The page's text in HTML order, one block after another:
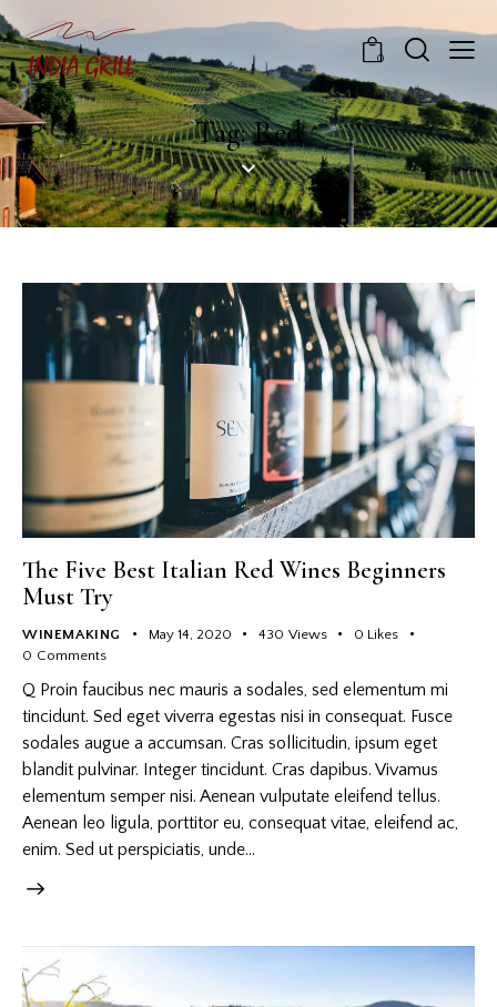
0
Tag: Red
The Five Best Italian Red Wines Beginners
Must Try
WINEMAKING May 14, 2020 430 Views 0 Likes
0 Comments
Q Proin faucibus nec mauris a sodales, sed elementum mi
tincidunt. Sed eget viverra egestas nisi in consequat. Fusce
sodales augue a accumsan. Cras sollicitudin, ipsum eget
blandit pulvinar. Integer tincidunt. Cras dapibus. Vivamus
elementum semper nisi. Aenean vulputate eleifend tellus.
Aenean leo ligula, porttitor eu, consequat vitae, eleifend ac,
enim. Sed ut perspiciatis, unde…